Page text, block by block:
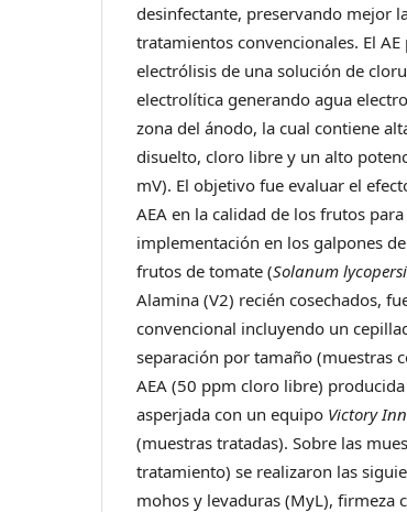
desinfectante, preservando mejor
tratamientos convencionales. El
electrólisis de una solución de
electrolítica generando agua
zona del ánodo, la cual contiene
disuelto, cloro libre y un alto
mV). El objetivo fue evaluar el
AEA en la calidad de los frutos
implementación en los galpones
frutos de tomate (Solanum
Alamina (V2) recién cosechados,
convencional incluyendo un
separación por tamaño (muestras
AEA (50 ppm cloro libre)
asperjada con un equipo Victory
(muestras tratadas). Sobre las
tratamiento) se realizaron las
mohos y levaduras (MyL), firmeza